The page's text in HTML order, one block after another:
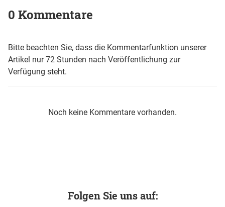
0 Kommentare
Bitte beachten Sie, dass die Kommentarfunktion unserer
Artikel nur 72 Stunden nach Veröffentlichung zur
Verfügung steht.
Noch keine Kommentare vorhanden.
Folgen Sie uns auf: